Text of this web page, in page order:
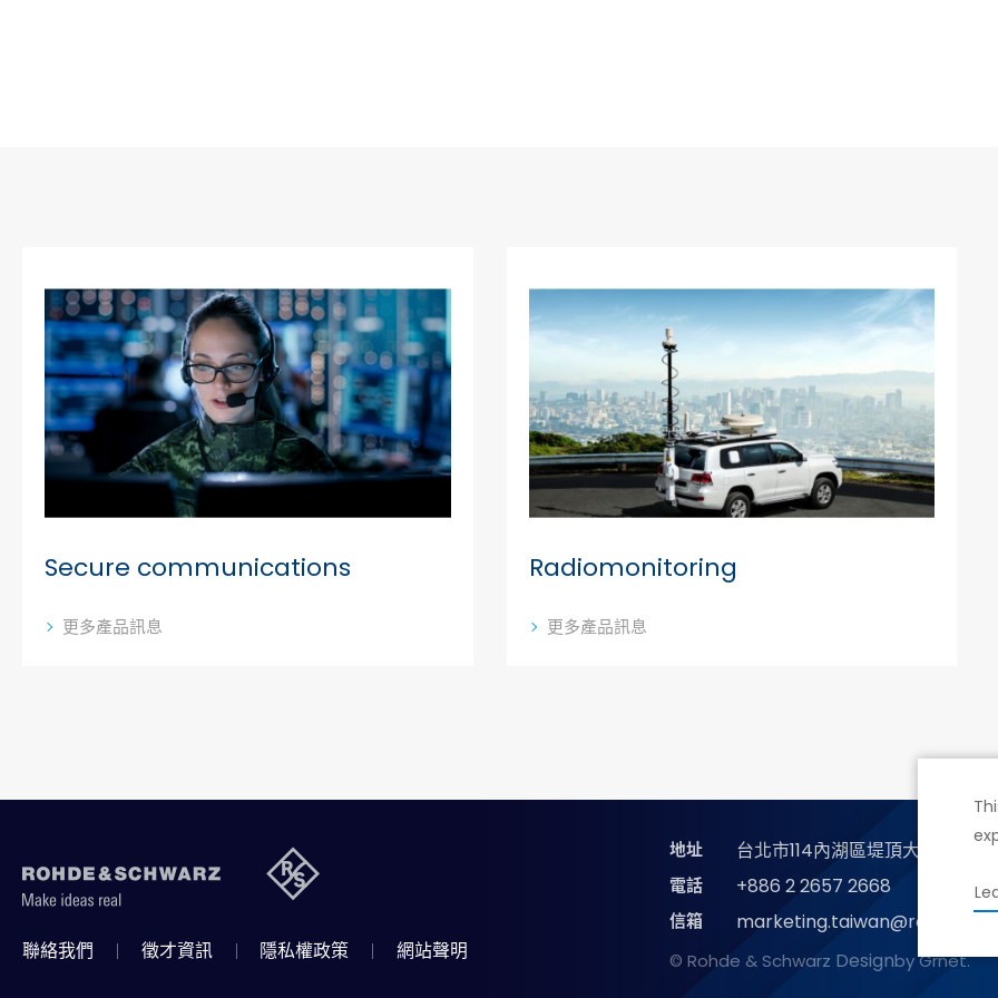
Secure communications
更多產品訊息
Radiomonitoring
更多產品訊息
聯絡我們 徵才資訊 隱私權政策 網站聲明
地址 台北市114內湖區堤頂大道二段89
電話 +886 2 2657 2668
信箱 marketing.taiwan@rohde-
© Rohde & Schwarz Designby Grnet.